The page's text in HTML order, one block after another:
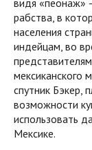
рабства, в
населения
индейцам, во
мексиканского
спутник Бэкер,
возможности
использовать
Мексике.